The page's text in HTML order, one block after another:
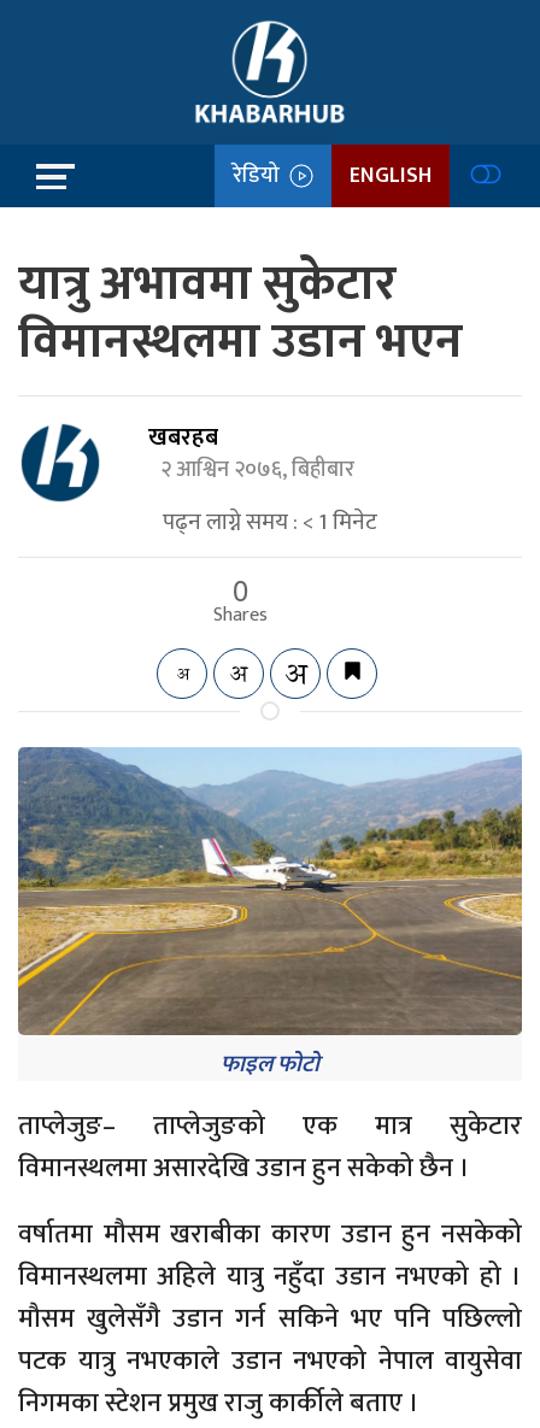
रेडियो ENGLISH
यात्रु अभावमा सुकेटार
विमानस्थलमा उडान भएन
खबरहब
२ आश्विन २०७६, बिहीबार
पढ्न लाग्ने समय :< 1मिनेट
0
Shares
फाइल फोटो
ताप्लेजुङ– ताप्लेजुङको एक मात्र सुकेटार
विमानस्थलमा असारदेखि उडान हुन सकेको छैन ।
वर्षातमा मौसम खराबीका कारण उडान हुन नसकेको
विमानस्थलमा अहिले यात्रु नहुँदा उडान नभएको हो ।
मौसम खुलेसँगै उडान गर्न सकिने भए पनि पछिल्लो
पटक यात्रु नभएकाले उडान नभएको नेपाल वायुसेवा
निगमका स्टेशन प्रमुख राजु कार्कीले बताए ।